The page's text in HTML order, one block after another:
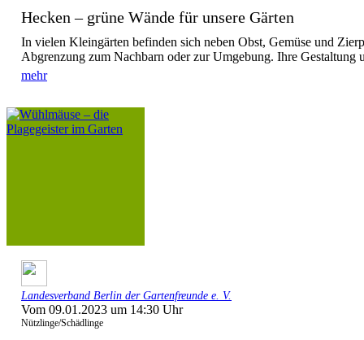
Hecken – grüne Wände für unsere Gärten
In vielen Kleingärten befinden sich neben Obst, Gemüse und
Abgrenzung zum Nachbarn oder zur Umgebung. Ihre Gestaltung
mehr
Landesverband Berlin der Gartenfreunde e. V.
Vom 09.01.2023 um 14:30 Uhr
Nützlinge/Schädlinge